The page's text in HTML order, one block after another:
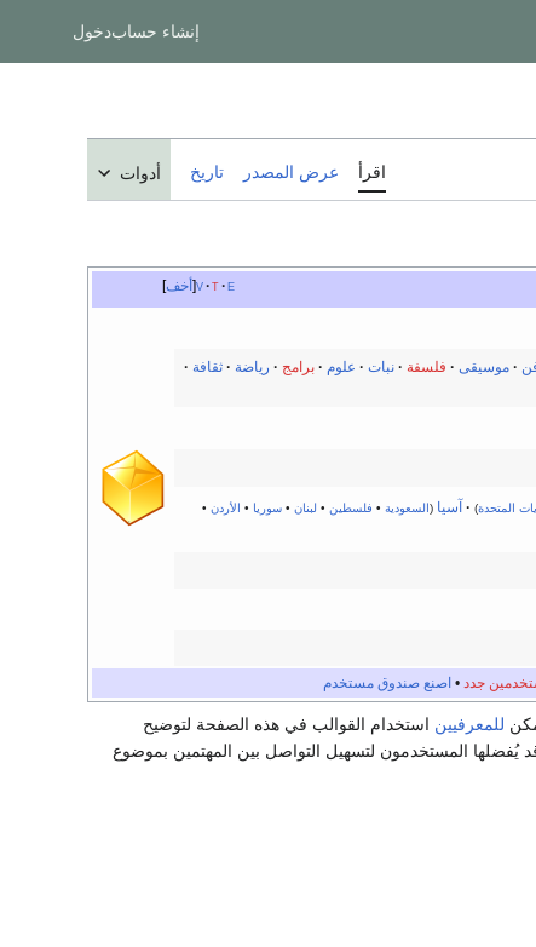
إنشاء حسابدخول
اقرأ عرض المصدر تاريخ أدوات
أخف v t e
· موسيقى · فلسفة · نبات · علوم · برامج · رياضة · ثقافة ·
المتحدة)
· آسيا (السعودية • فلسطين • لبنان • سوريا • الأردن •
جدد • اصنع صندوق مستخدم
للمعرفيين استخدام القوالب في هذه الصفحة لتوضيح
يُفضلها المستخدمون لتسهيل التواصل بين المهتمين بموضوع